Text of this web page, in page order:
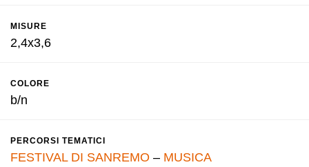
MISURE
2,4x3,6
COLORE
b/n
PERCORSI TEMATICI
FESTIVAL DI SANREMO – MUSICA